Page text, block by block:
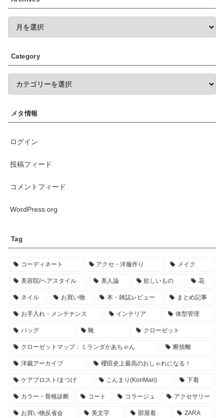
Category
メタ情報
ログイン
投稿フィード
コメントフィード
WordPress.org
Tag
コーディネート アクセ・洋服作り メイク
美容院/ヘアスタイル 美人論 欲しいもの 花
ネイル お買い物 本・雑誌レビュー まとめ記事
お手入れ・メンテナンス インテリア 体型管理
バッグ 靴 クローゼット
クローゼットマップ：ミランダかあちゃん 断捨離
洋裁アーカイブ 櫻田史上最高のおしゃれになる！
ケアプロスト/まつげ こんまり(KonMari) 下着
カラー・骨格診断 コート コラージュ アクセサリー
お買い物反省会 美文字 部屋着 ZARA